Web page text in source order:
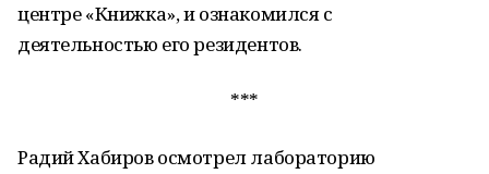
центре «Книжка», и ознакомился с
деятельностью его резидентов.
***
Радий Хабиров осмотрел лабораторию